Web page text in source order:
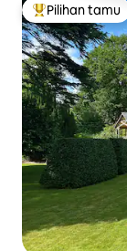
Pilihan tamu
Pilihan tamu